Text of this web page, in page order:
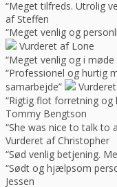
“Meget tilfreds. Utrolig
af Steffen
“Meget venlig og
Vurderet af Lone
“Meget venlig og i møde
“Professionel og hurtig
samarbejde”
“Rigtig flot forretning og
Tommy Bengtson
“She was nice to talk to
Vurderet af Christopher
“Sød venlig betjening.
“Sødt og hjælpsom
Jessen